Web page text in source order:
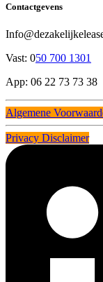
Contactgevens
Vast: 050 700 1301
App: 06 22 73 73 38
Algemene
Privacy Disclaimer